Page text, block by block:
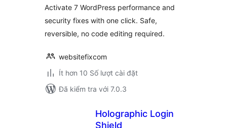
Activate 7 WordPress performance and
security fixes with one click. Safe,
reversible, no code editing required.
websitefixcom
Ít hơn 10 Số lượt cài đặt
Đã kiểm tra với 7.0.3
Holographic Login
Shield